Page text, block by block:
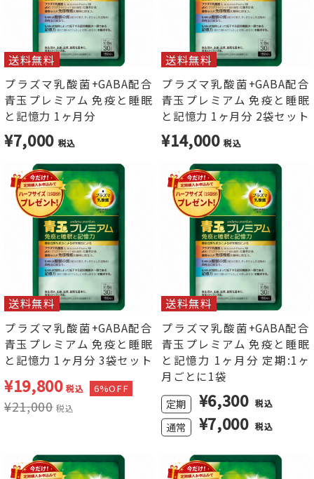
送料無料
プラズマ乳酸菌+GABA配合
青玉プレミアム 免疫と睡眠
と記憶力 1ヶ月分
¥7,000 税込
送料無料
プラズマ乳酸菌+GABA配合
青玉プレミアム 免疫と睡眠
と記憶力 1ヶ月分 2袋セット
¥14,000税込
送料無料
プラズマ乳酸菌+GABA配合
青玉プレミアム 免疫と睡眠
と記憶力 1ヶ月分 3袋セット
¥19,800 税込 6%OFF
¥21,000 税込
送料無料
プラズマ乳酸菌+GABA配合
青玉プレミアム 免疫と睡眠
と記憶力 1ヶ月分 定期:1ヶ
月ごとに1袋
定期 ¥6,300 税込
通常 ¥7,000 税込